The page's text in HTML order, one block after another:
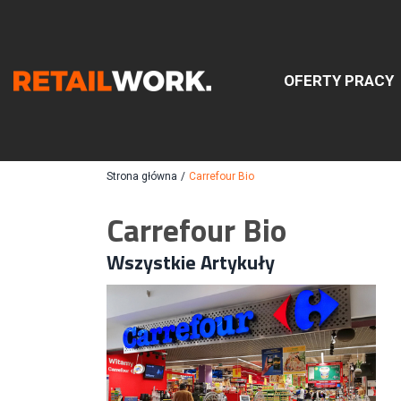
OFERTY PRACY
Szukaj oferty pracy:
Chcesz być na bieżąco z najnowszymi
Strona główna / Carrefour Bio
Carrefour Bio
Wszystkie Artykuły